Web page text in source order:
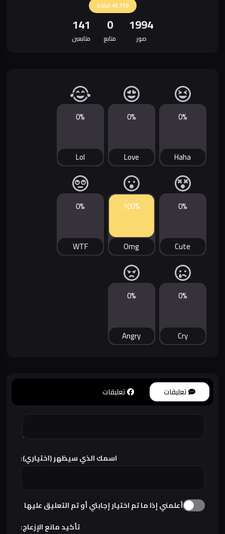
41,110 النقاط
1994
صور
0
متابع
141
متابعين
0%
Haha
0%
Love
0%
Lol
0%
Cute
100%
Omg
0%
WTF
0%
Cry
0%
Angry
تعليقات تعليقات
اسمك الذي سيظهر (اختياري):
أعلمني إذا ما تم اختيار إجابتي أو تم التعليق عليها
تأكيد مانع الإزعاج: